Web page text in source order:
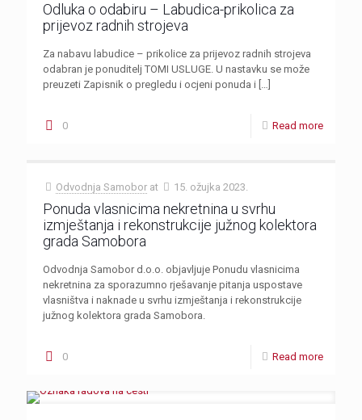
Odluka o odabiru – Labudica-prikolica za
prijevoz radnih strojeva
Za nabavu labudice – prikolice za prijevoz radnih strojeva
odabran je ponuditelj TOMI USLUGE. U nastavku se može
preuzeti Zapisnik o pregledu i ocjeni ponuda i […]
0 Read more
Odvodnja Samobor at 15. ožujka 2023.
Ponuda vlasnicima nekretnina u svrhu
izmještanja i rekonstrukcije južnog kolektora
grada Samobora
Odvodnja Samobor d.o.o. objavljuje Ponudu vlasnicima
nekretnina za sporazumno rješavanje pitanja uspostave
vlasništva i naknade u svrhu izmještanja i rekonstrukcije
južnog kolektora grada Samobora.
0 Read more